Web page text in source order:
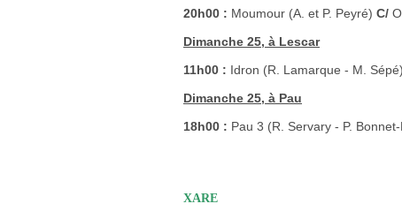
20h00 : Moumour (A. et P. Peyré) C/
Dimanche 25, à Lescar
11h00 : Idron (R. Lamarque - M. Sépé)
Dimanche 25, à Pau
18h00 : Pau 3 (R. Servary - P.
XARE